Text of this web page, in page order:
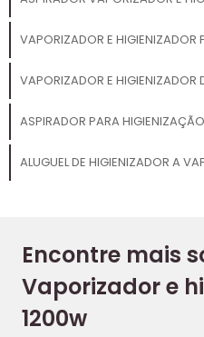
VAPORIZADOR E HIGIENIZADOR
VAPORIZADOR E HIGIENIZADOR
ASPIRADOR PARA
ALUGUEL DE HIGIENIZADOR A
Encontre mais
Vaporizador e
1200w